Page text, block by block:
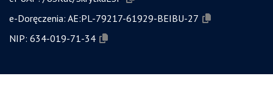
e-Doręczenia: AE:PL-79217-61929-BEIBU-27
NIP: 634-019-71-34